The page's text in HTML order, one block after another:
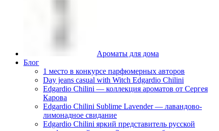
Ароматы для дома
Блог
1 место в конкурсе парфюмерных авторов
Day jeans casual with Witch Edgardio Chilini
Edgardio Chilini — коллекция ароматов от Сергея
Карова
Edgardio Chilini Sublime Lavender — лавандово-
лимонадное свидание
Edgardio Chilini яркий представитель русской